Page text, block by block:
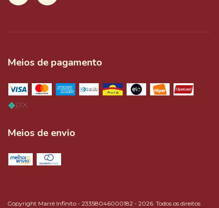
Meios de pagamento
Meios de envio
Copyright Marré Infinito - 23358046000182 - 2026. Todos os direitos